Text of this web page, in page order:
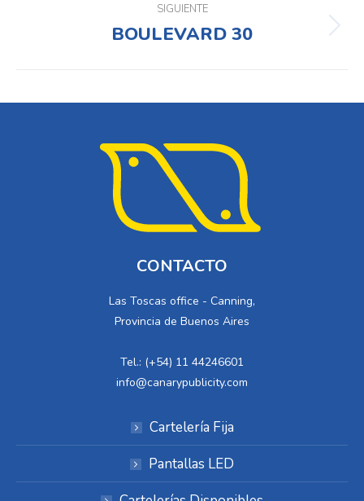
SIGUIENTE
Proyecto
BOULEVARD 30
CONTACTO
Las Toscas office - Canning,
Provincia de Buenos Aires
Tel.: (+54) 11 44246601
info@canarypublicity.com
Cartelería Fija
Pantallas LED